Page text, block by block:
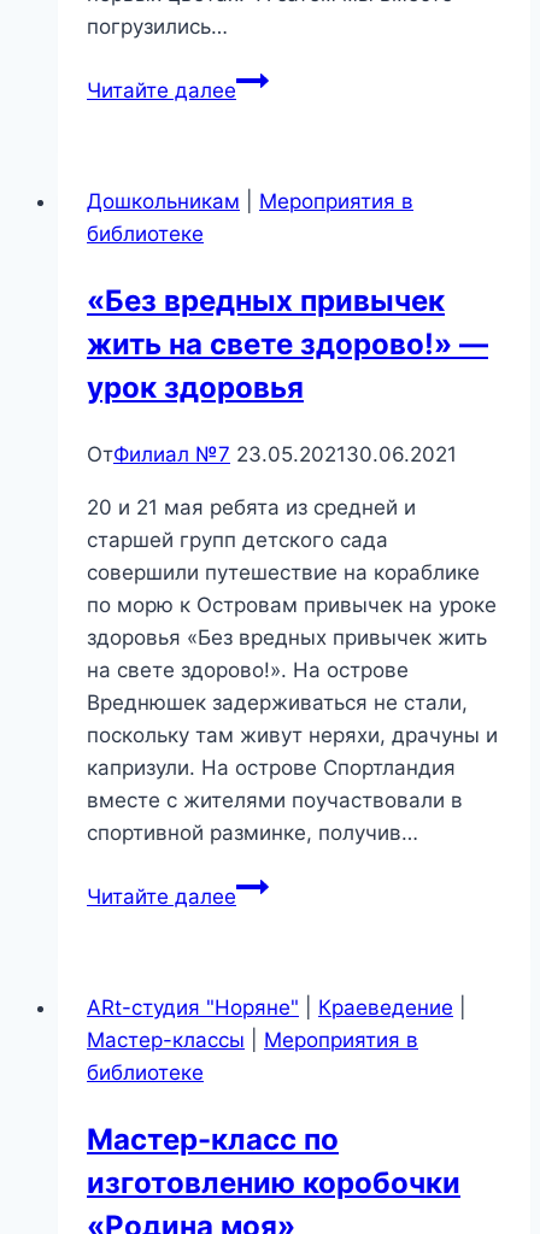
погрузились…
Читайте далееПознавательный
Дошкольникам
Мероприятия в
библиотеке
«Без вредных привычек
жить на свете здорово!» —
урок здоровья
ОтФилиал №7 23.05.202130.06.2021
20 и 21 мая ребята из средней и
старшей групп детского сада
совершили путешествие на кораблике
по морю к Островам привычек на уроке
здоровья «Без вредных привычек жить
на свете здорово!». На острове
Вреднюшек задерживаться не стали,
поскольку там живут неряхи, драчуны и
капризули. На острове Спортландия
вместе с жителями поучаствовали в
спортивной разминке, получив…
Читайте далее«Без
на
свете
урок
здоровья
ARt-студия "Норяне" Краеведение
Мастер-классы
Мероприятия в
библиотеке
Мастер-класс по
изготовлению коробочки
«Родина моя»